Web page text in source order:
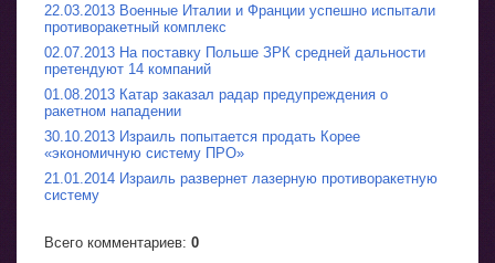
22.03.2013 Военные Италии и Франции успешно испытали
противоракетный комплекс
02.07.2013 На поставку Польше ЗРК средней дальности
претендуют 14 компаний
01.08.2013 Катар заказал радар предупреждения о
ракетном нападении
30.10.2013 Израиль попытается продать Корее
«экономичную систему ПРО»
21.01.2014 Израиль развернет лазерную противоракетную
систему
Всего комментариев: 0